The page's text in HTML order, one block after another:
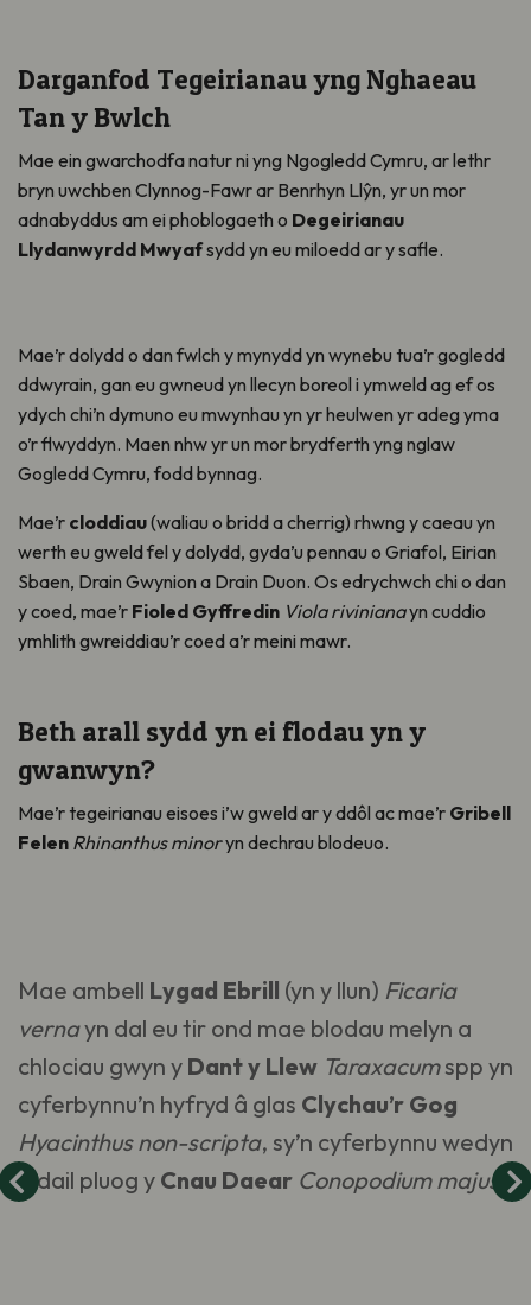
Darganfod Tegeirianau yng Nghaeau
Tan y Bwlch
Mae ein gwarchodfa natur ni yng Ngogledd Cymru, ar lethr
bryn uwchben Clynnog-Fawr ar Benrhyn Llŷn, yr un mor
adnabyddus am ei phoblogaeth o Degeirianau
Llydanwyrdd Mwyafsydd yn eu miloedd ar y safle.
Mae’r dolydd o dan fwlch y mynydd yn wynebu tua’r gogledd
ddwyrain, gan eu gwneud yn llecyn boreol i ymweld ag ef os
ydych chi’n dymuno eu mwynhau yn yr heulwen yr adeg yma
o’r flwyddyn. Maen nhw yr un mor brydferth yng nglaw
Gogledd Cymru, fodd bynnag.
Mae’r cloddiau(waliau o bridd a cherrig) rhwng y caeau yn
werth eu gweld fel y dolydd, gyda’u pennau o Griafol, Eirian
Sbaen, Drain Gwynion a Drain Duon. Os edrychwch chi o dan
y coed, mae’r Fioled Gyffredin Viola rivinianayn cuddio
ymhlith gwreiddiau’r coed a’r meini mawr.
Beth arall sydd yn ei flodau yn y
gwanwyn?
Mae’r tegeirianau eisoes i’w gweld ar y ddôl ac mae’r Gribell
Felen Rhinanthus minoryn dechrau blodeuo.
Mae ambell Lygad Ebrill (yn y llun) Ficaria
vernayn dal eu tir ond mae blodau melyn a
chlociau gwyn y Dant y Llew Taraxacumspp yn
cyferbynnu’n hyfryd â glas Clychau’r Gog
Hyacinthus non-scripta, sy’n cyferbynnu wedyn
â dail pluog y Cnau Daear Conopodium majus.